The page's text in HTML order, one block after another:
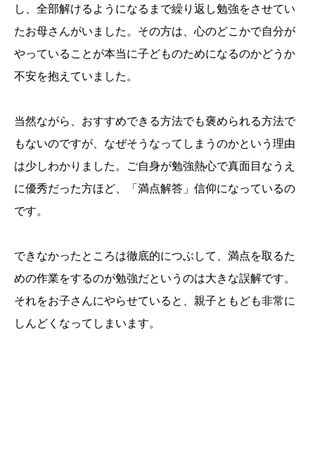
し、全部解けるようになるまで繰り返し勉強をさせてい
たお母さんがいました。その方は、心のどこかで自分が
やっていることが本当に子どものためになるのかどうか
不安を抱えていました。
当然ながら、おすすめできる方法でも褒められる方法で
もないのですが、なぜそうなってしまうのかという理由
は少しわかりました。ご自身が勉強熱心で真面目なうえ
に優秀だった方ほど、「満点解答」信仰になっているの
です。
できなかったところは徹底的につぶして、満点を取るた
めの作業をするのが勉強だというのは大きな誤解です。
それをお子さんにやらせていると、親子ともども非常に
しんどくなってしまいます。